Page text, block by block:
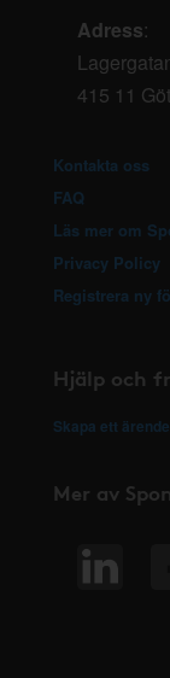
Adress:
415 11
Kontakta oss
FAQ
Läs mer om
Privacy Policy
Registrera ny
Hjälp och
Skapa ett ärende
Mer av